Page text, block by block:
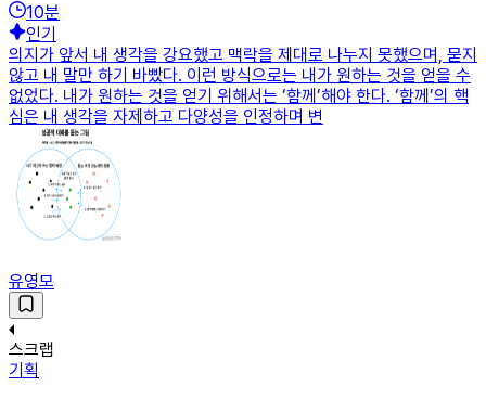
10분
인기
의지가 앞서 내 생각을 강요했고 맥락을 제대로 나누지 못했으며, 묻지
않고 내 말만 하기 바빴다. 이런 방식으로는 내가 원하는 것을 얻을 수
없었다. 내가 원하는 것을 얻기 위해서는 ‘함께’해야 한다. ‘함께’의 핵
심은 내 생각을 자제하고 다양성을 인정하며 변
유영모
스크랩
기획